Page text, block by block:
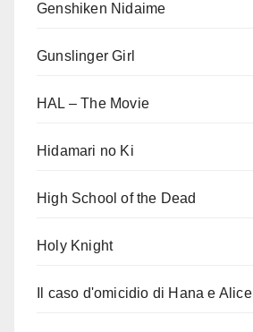
Genshiken Nidaime
Gunslinger Girl
HAL – The Movie
Hidamari no Ki
High School of the Dead
Holy Knight
Il caso d'omicidio di Hana e Alice